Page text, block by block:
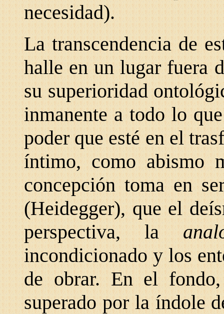
necesidad).
La transcendencia de
halle en un lugar fuera
su superioridad
inmanente a todo lo
poder que esté en el
íntimo, como abismo
concepción toma en
(Heidegger), que el
perspectiva, la
incondicionado y los
de obrar. En el
superado por la índole